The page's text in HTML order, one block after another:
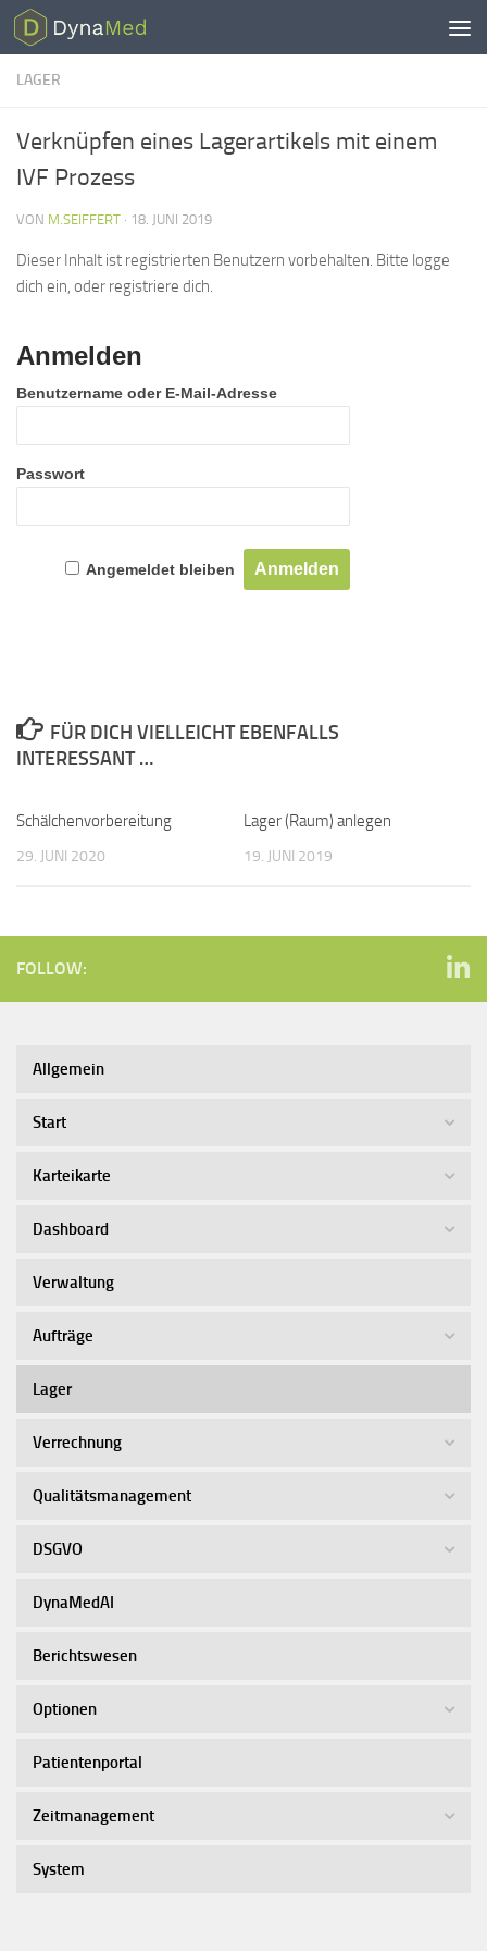
Zum Inhalt springen
LAGER
Verknüpfen eines Lagerartikels mit einem
IVF Prozess
VON M.SEIFFERT · 18. JUNI 2019
Dieser Inhalt ist registrierten Benutzern vorbehalten. Bitte logge
dich ein, oder registriere dich.
Anmelden
Benutzername oder E-Mail-Adresse
Passwort
Angemeldet bleiben
FÜR DICH VIELLEICHT EBENFALLS
INTERESSANT …
Schälchenvorbereitung
29. JUNI 2020
Lager (Raum) anlegen
19. JUNI 2019
FOLLOW:
Allgemein
Start
Karteikarte
Dashboard
Verwaltung
Aufträge
Lager
Verrechnung
Qualitätsmanagement
DSGVO
DynaMedAI
Berichtswesen
Optionen
Patientenportal
Zeitmanagement
System